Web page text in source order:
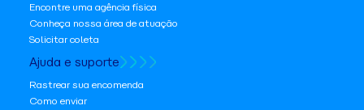
Encontre uma agência física
Conheça nossa área de atuação
Solicitar coleta
Ajuda e suporte
Rastrear sua encomenda
Como enviar